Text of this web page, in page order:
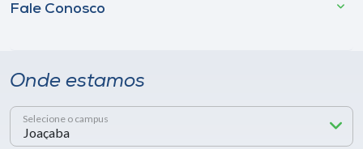
Fale Conosco
Onde estamos
Selecione o campus